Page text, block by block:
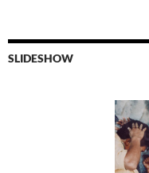
SLIDESHOW